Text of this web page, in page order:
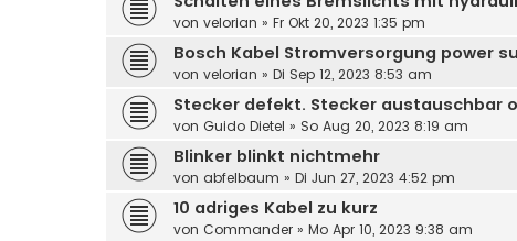
von velorian » Fr Okt 20, 2023 1:35 pm
Bosch Kabel Stromversorgung power
von velorian » Di Sep 12, 2023 8:53 am
Stecker defekt. Stecker austauschbar
von Guido Dietel » So Aug 20, 2023 8:19 am
Blinker blinkt nichtmehr
von abfelbaum » Di Jun 27, 2023 4:52 pm
10 adriges Kabel zu kurz
von Commander » Mo Apr 10, 2023 9:38 am